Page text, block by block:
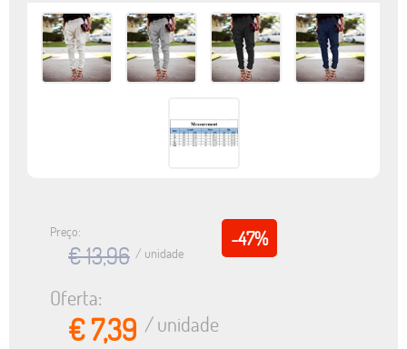
-47%
Preço:
€ 13,96 / unidade
Oferta:
€ 7,39 / unidade